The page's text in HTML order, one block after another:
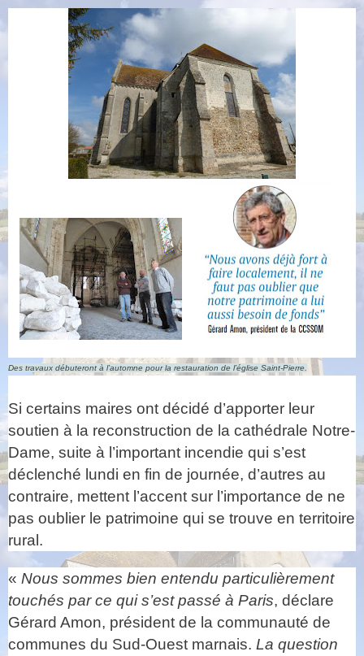
Des travaux débuteront à l’automne pour la restauration de l’église Saint-Pierre.
Si certains maires ont décidé d’apporter leur
soutien à la reconstruction de la cathédrale Notre-
Dame, suite à l’important incendie qui s’est
déclenché lundi en fin de journée, d’autres au
contraire, mettent l’accent sur l’importance de ne
pas oublier le patrimoine qui se trouve en territoire
rural.
« Nous sommes bien entendu particulièrement
touchés par ce qui s’est passé à Paris, déclare
Gérard Amon, président de la communauté de
communes du Sud-Ouest marnais. La question